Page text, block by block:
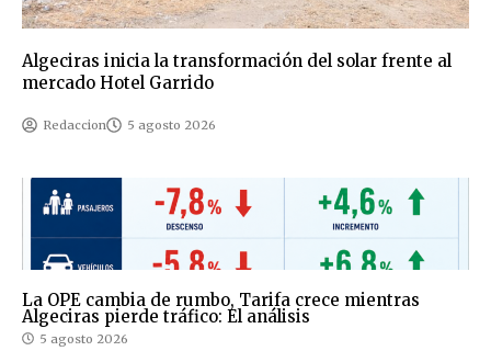
Algeciras inicia la transformación del solar frente al
mercado Hotel Garrido
Redaccion 5 agosto 2026
La OPE cambia de rumbo, Tarifa crece mientras
Algeciras pierde tráfico: El análisis
5 agosto 2026